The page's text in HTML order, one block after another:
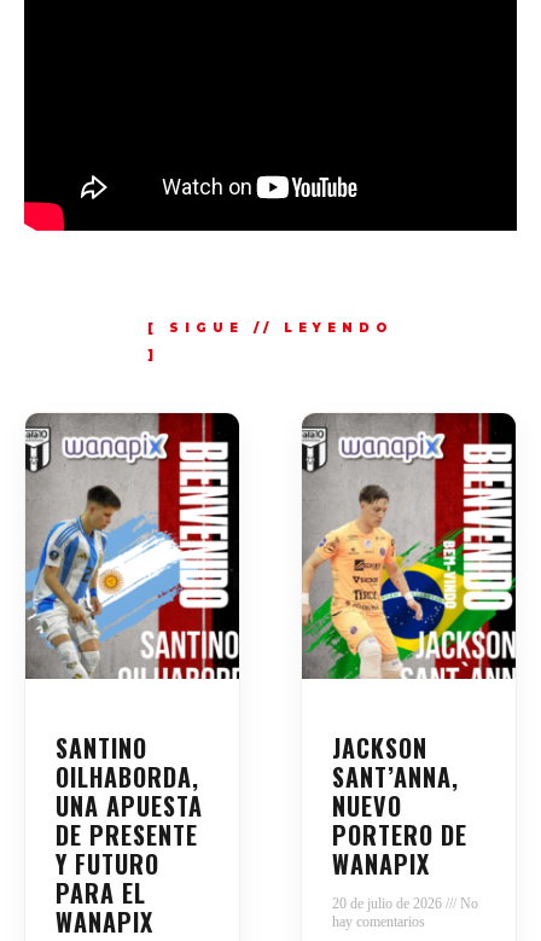
SANTINO
OILHABORDA,
UNA APUESTA
DE PRESENTE
Y FUTURO
PARA EL
WANAPIX
JACKSON
SANT’ANNA,
NUEVO
PORTERO DE
WANAPIX
20 de julio de 2026
No
hay comentarios